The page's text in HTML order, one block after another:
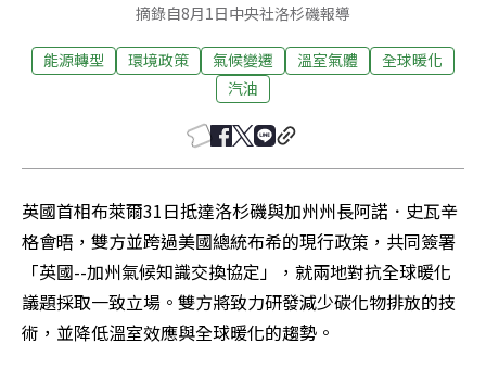
摘錄自8月1日中央社洛杉磯報導
能源轉型 環境政策 氣候變遷 溫室氣體
全球暖化
汽油
英國首相布萊爾31日抵達洛杉磯與加州州長阿諾．史瓦辛
格會晤，雙方並跨過美國總統布希的現行政策，共同簽署
「英國--加州氣候知識交換協定」，就兩地對抗全球暖化
議題採取一致立場。雙方將致力研發減少碳化物排放的技
術，並降低溫室效應與全球暖化的趨勢。